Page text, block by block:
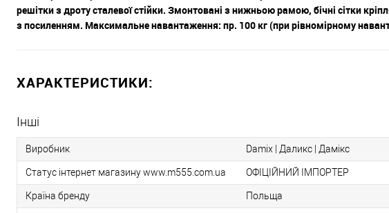
решітки з дроту сталевої стійки. Змонтовані з нижньою рамою, бічні сітки
з посиленням. Максимальне навантаження: пр. 100 кг (при рівномірному
ХАРАКТЕРИСТИКИ:
Інші
Виробник Damix | Даликс | Дамікс
Статус інтернет магазину www.m555.com.ua ОФІЦІЙНИЙ ІМПОРТЕР
Країна бренду Польща